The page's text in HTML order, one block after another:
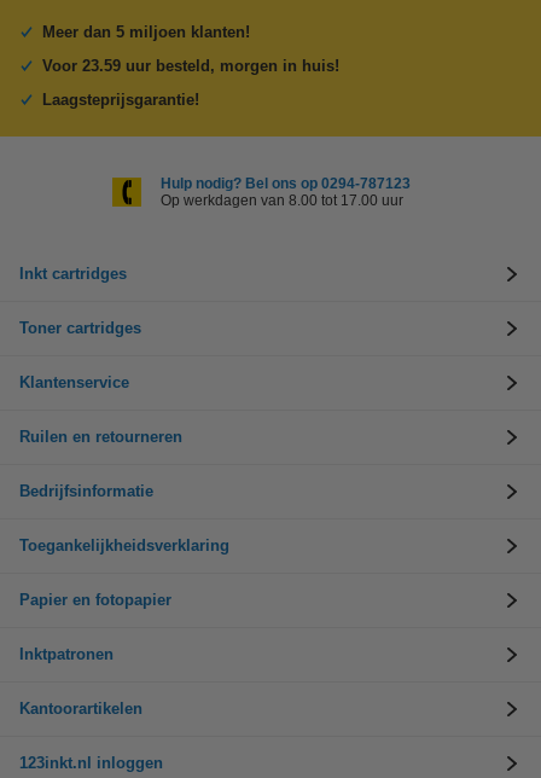
Meer dan 5 miljoen klanten!
Voor 23.59 uur besteld, morgen in huis!
Laagsteprijsgarantie!
Hulp nodig? Bel ons op 0294-787123
Op werkdagen van 8.00 tot 17.00 uur
Inkt cartridges
Toner cartridges
Klantenservice
Ruilen en retourneren
Bedrijfsinformatie
Toegankelijkheidsverklaring
Papier en fotopapier
Inktpatronen
Kantoorartikelen
123inkt.nl inloggen